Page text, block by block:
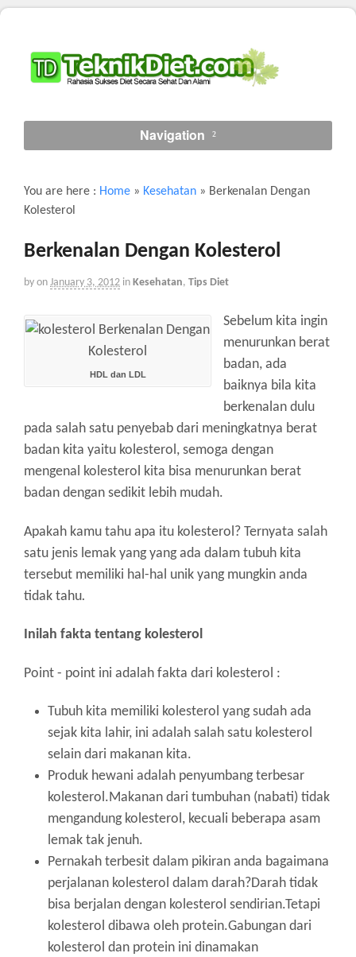
Navigation
You are here : Home » Kesehatan » Berkenalan Dengan
Kolesterol
Berkenalan Dengan Kolesterol
by on January 3, 2012 in Kesehatan, Tips Diet
HDL dan LDL
Sebelum kita ingin
menurunkan berat
badan, ada
baiknya bila kita
berkenalan dulu
pada salah satu penyebab dari meningkatnya berat
badan kita yaitu kolesterol, semoga dengan
mengenal kolesterol kita bisa menurunkan berat
badan dengan sedikit lebih mudah.
Apakah kamu tahu apa itu kolesterol? Ternyata salah
satu jenis lemak yang yang ada dalam tubuh kita
tersebut memiliki hal-hal unik yang mungkin anda
tidak tahu.
Inilah fakta tentang kolesterol
Point - point ini adalah fakta dari kolesterol :
Tubuh kita memiliki kolesterol yang sudah ada
sejak kita lahir, ini adalah salah satu kolesterol
selain dari makanan kita.
Produk hewani adalah penyumbang terbesar
kolesterol.Makanan dari tumbuhan (nabati) tidak
mengandung kolesterol, kecuali beberapa asam
lemak tak jenuh.
Pernakah terbesit dalam pikiran anda bagaimana
perjalanan kolesterol dalam darah?Darah tidak
bisa berjalan dengan kolesterol sendirian.Tetapi
kolesterol dibawa oleh protein.Gabungan dari
kolesterol dan protein ini dinamakan